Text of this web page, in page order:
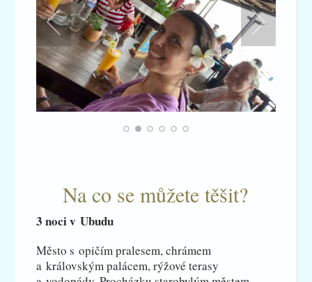
Na co se můžete těšit?
3 noci v Ubudu
Město s opičím pralesem, chrámem
a královským palácem, rýžové terasy